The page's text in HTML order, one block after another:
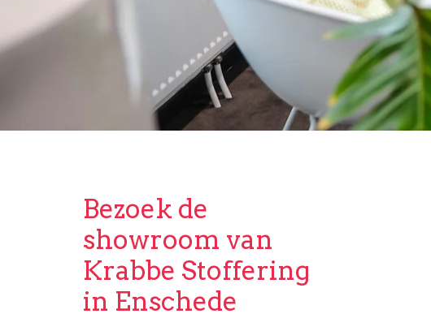
Bezoek de
showroom van
Krabbe Stoffering
in Enschede